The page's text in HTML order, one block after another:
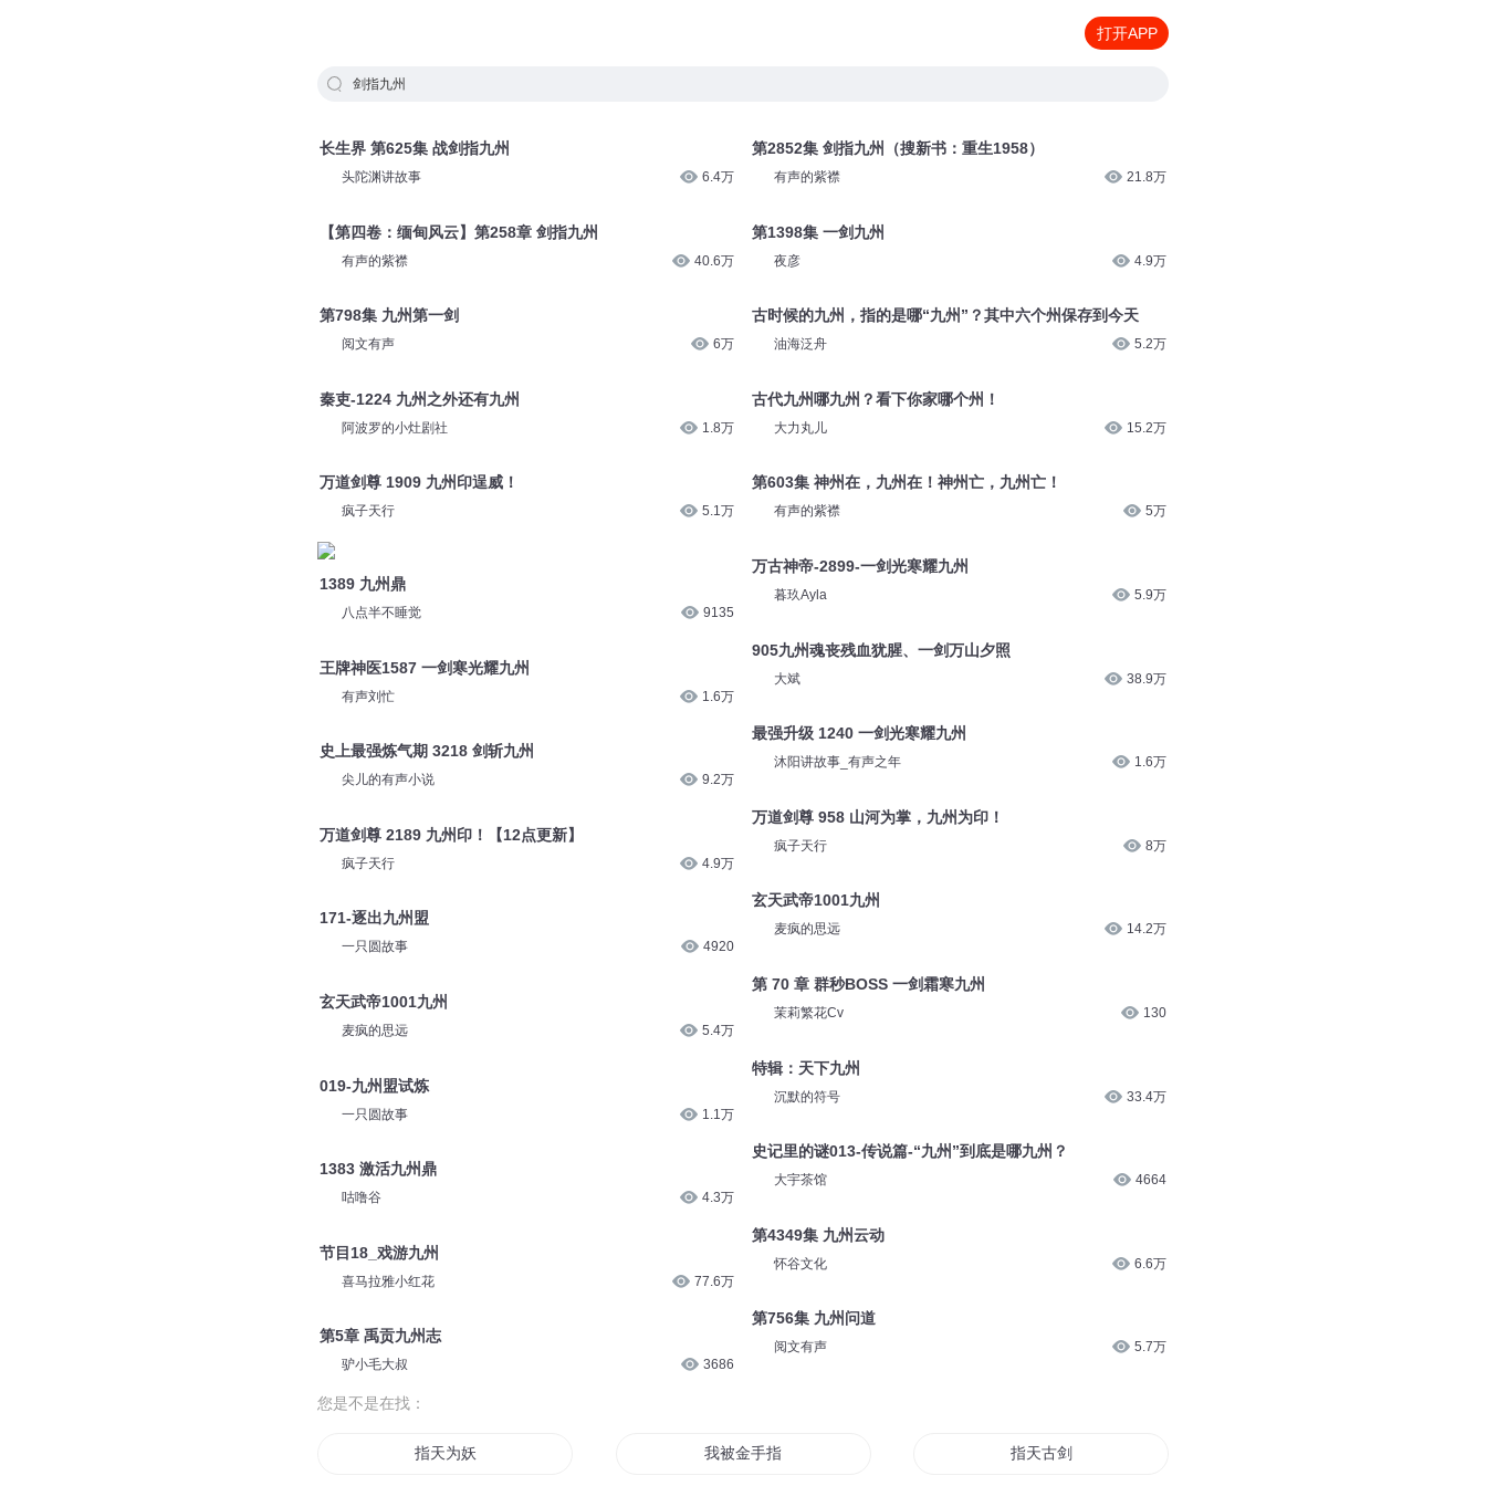
打开APP
剑指九州
长生界 第625集 战剑指九州
头陀渊讲故事 6.4万
【第四卷：缅甸风云】第258章 剑指九州
有声的紫襟 40.6万
第798集 九州第一剑
阅文有声 6万
秦吏-1224 九州之外还有九州
阿波罗的小灶剧社 1.8万
万道剑尊 1909 九州印逞威！
疯子天行 5.1万
1389 九州鼎
八点半不睡觉 9135
王牌神医1587 一剑寒光耀九州
有声刘忙 1.6万
史上最强炼气期 3218 剑斩九州
尖儿的有声小说 9.2万
万道剑尊 2189 九州印！【12点更新】
疯子天行 4.9万
171-逐出九州盟
一只圆故事 4920
玄天武帝1001九州
麦疯的思远 5.4万
019-九州盟试炼
一只圆故事 1.1万
1383 激活九州鼎
咕噜谷 4.3万
节目18_戏游九州
喜马拉雅小红花 77.6万
第5章 禹贡九州志
驴小毛大叔 3686
第2852集 剑指九州（搜新书：重生1958）
有声的紫襟 21.8万
第1398集 一剑九州
夜彦 4.9万
古时候的九州，指的是哪“九州”？其中六个州保存到今天
油海泛舟 5.2万
古代九州哪九州？看下你家哪个州！
大力丸儿 15.2万
第603集 神州在，九州在！神州亡，九州亡！
有声的紫襟 5万
万古神帝-2899-一剑光寒耀九州
暮玖Ayla 5.9万
905九州魂丧残血犹腥、一剑万山夕照
大斌 38.9万
最强升级 1240 一剑光寒耀九州
沐阳讲故事_有声之年 1.6万
万道剑尊 958 山河为掌，九州为印！
疯子天行 8万
玄天武帝1001九州
麦疯的思远 14.2万
第 70 章 群秒BOSS 一剑霜寒九州
茉莉繁花Cv 130
特辑：天下九州
沉默的符号 33.4万
史记里的谜013-传说篇-“九州”到底是哪九州？
大宇茶馆 4664
第4349集 九州云动
怀谷文化 6.6万
第756集 九州问道
阅文有声 5.7万
您是不是在找：
指天为妖 我被金手指看上了 指天古剑